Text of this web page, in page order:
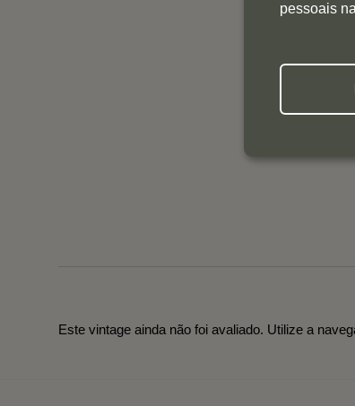
Este vintage ainda não foi avaliado. Utilize a
pessoais